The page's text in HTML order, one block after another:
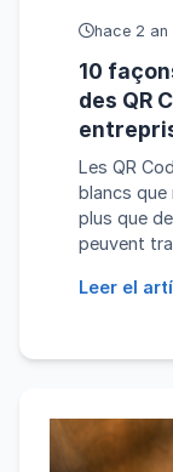
hace 2 an
10
des QR
Les QR
blancs
plus que
peuvent
Leer el